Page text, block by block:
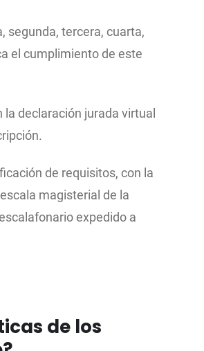
segunda, tercera, cuarta,
el cumplimiento de este
declaración jurada virtual
de requisitos, con la
magisterial de la
expedido a
de los